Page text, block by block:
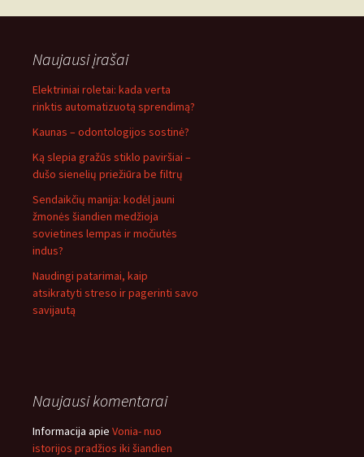
Naujausi įrašai
Elektriniai roletai: kada verta
rinktis automatizuotą sprendimą?
Kaunas – odontologijos sostinė?
Ką slepia gražūs stiklo paviršiai –
dušo sienelių priežiūra be filtrų
Sendaikčių manija: kodėl jauni
žmonės šiandien medžioja
sovietines lempas ir močiutės
indus?
Naudingi patarimai, kaip
atsikratyti streso ir pagerinti savo
savijautą
Naujausi komentarai
Informacija apie Vonia- nuo
istorijos pradžios iki šiandien